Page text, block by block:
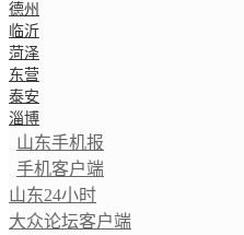
德州
临沂
菏泽
东营
泰安
淄博
山东手机报
手机客户端
山东24小时
大众论坛客户端